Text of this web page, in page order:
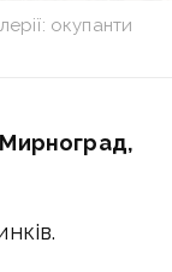
окупанти
Мирноград,